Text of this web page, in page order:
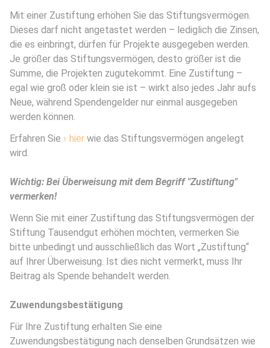
Mit einer Zustiftung erhöhen Sie das Stiftungsvermögen.
Dieses darf nicht angetastet werden – lediglich die Zinsen,
die es einbringt, dürfen für Projekte ausgegeben werden.
Je größer das Stiftungsvermögen, desto größer ist die
Summe, die Projekten zugutekommt. Eine Zustiftung –
egal wie groß oder klein sie ist – wirkt also jedes Jahr aufs
Neue, während Spendengelder nur einmal ausgegeben
werden können.
Erfahren Sie
hierwie das Stiftungsvermögen angelegt
wird.
Wichtig: Bei Überweisung mit dem Begriff "Zustiftung"
vermerken!
Wenn Sie mit einer Zustiftung das Stiftungsvermögen der
Stiftung Tausendgut erhöhen möchten, vermerken Sie
bitte unbedingt und ausschließlich das Wort „Zustiftung“
auf Ihrer Überweisung. Ist dies nicht vermerkt, muss Ihr
Beitrag als Spende behandelt werden.
Zuwendungsbestätigung
Für Ihre Zustiftung erhalten Sie eine
Zuwendungsbestätigung nach denselben Grundsätzen wie